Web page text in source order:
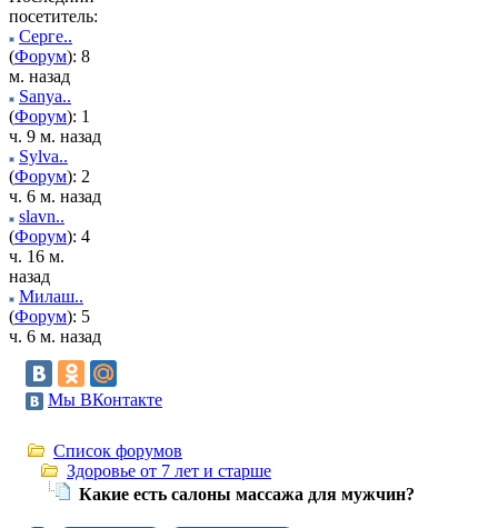
посетитель:
Серге..
(Форум): 8
м. назад
Sanya..
(Форум): 1
ч. 9 м. назад
Sylva..
(Форум): 2
ч. 6 м. назад
slavn..
(Форум): 4
ч. 16 м.
назад
Милаш..
(Форум): 5
ч. 6 м. назад
Мы ВКонтакте
Список форумов
Здоровье от 7 лет и старше
Какие есть салоны массажа для мужчин?